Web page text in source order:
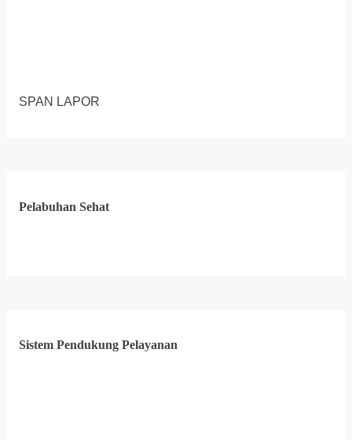
SPAN LAPOR
Pelabuhan Sehat
Sistem Pendukung Pelayanan